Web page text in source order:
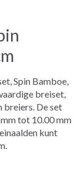
Spin Bamboe,
breiset,
breiers. De set
tot 10.00 mm
kunt